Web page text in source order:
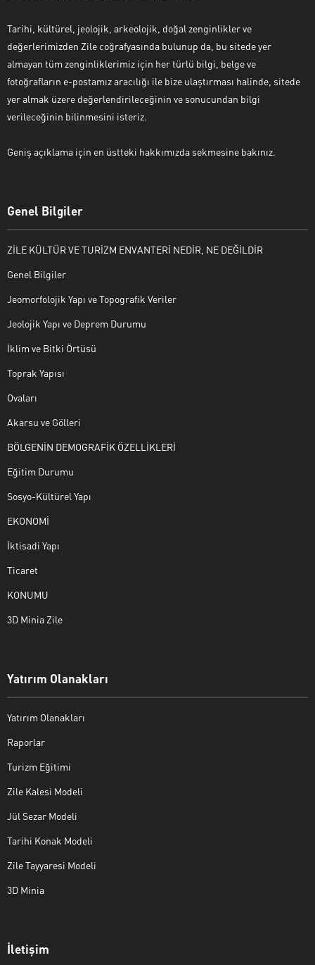
Tarihi, kültürel, jeolojik, arkeolojik, doğal zenginlikler ve
değerlerimizden Zile coğrafyasında bulunup da, bu sitede yer
almayan tüm zenginliklerimiz için her türlü bilgi, belge ve
fotoğrafların e-postamız aracılığı ile bize ulaştırması halinde, sitede
yer almak üzere değerlendirileceğinin ve sonucundan bilgi
verileceğinin bilinmesini isteriz.
Geniş açıklama için en üstteki hakkımızda sekmesine bakınız.
Genel Bilgiler
ZİLE KÜLTÜR VE TURİZM ENVANTERİ NEDİR, NE DEĞİLDİR
Genel Bilgiler
Jeomorfolojik Yapı ve Topografik Veriler
Jeolojik Yapı ve Deprem Durumu
İklim ve Bitki Örtüsü
Toprak Yapısı
Ovaları
Akarsu ve Gölleri
BÖLGENİN DEMOGRAFİK ÖZELLİKLERİ
Eğitim Durumu
Sosyo-Kültürel Yapı
EKONOMİ
İktisadi Yapı
Ticaret
KONUMU
3D Minia Zile
Yatırım Olanakları
Yatırım Olanakları
Raporlar
Turizm Eğitimi
Zile Kalesi Modeli
Jül Sezar Modeli
Tarihi Konak Modeli
Zile Tayyaresi Modeli
3D Minia
İletişim